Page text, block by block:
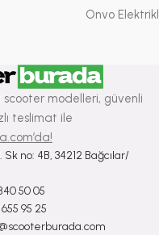
Onvo
scooter modelleri, güvenli
teslimat ile
Sk no: 4B, 34212 Bağcılar/
50 05
95 25